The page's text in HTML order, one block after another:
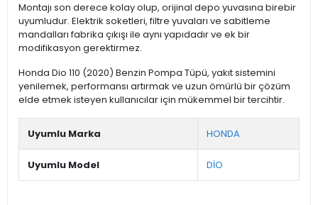
Montajı son derece kolay olup, orijinal depo yuvasına birebir
uyumludur. Elektrik soketleri, filtre yuvaları ve sabitleme
mandalları fabrika çıkışı ile aynı yapıdadır ve ek bir
modifikasyon gerektirmez.
Honda Dio 110 (2020) Benzin Pompa Tüpü, yakıt sistemini
yenilemek, performansı artırmak ve uzun ömürlü bir çözüm
elde etmek isteyen kullanıcılar için mükemmel bir tercihtir.
Uyumlu Marka HONDA
Uyumlu Model DİO